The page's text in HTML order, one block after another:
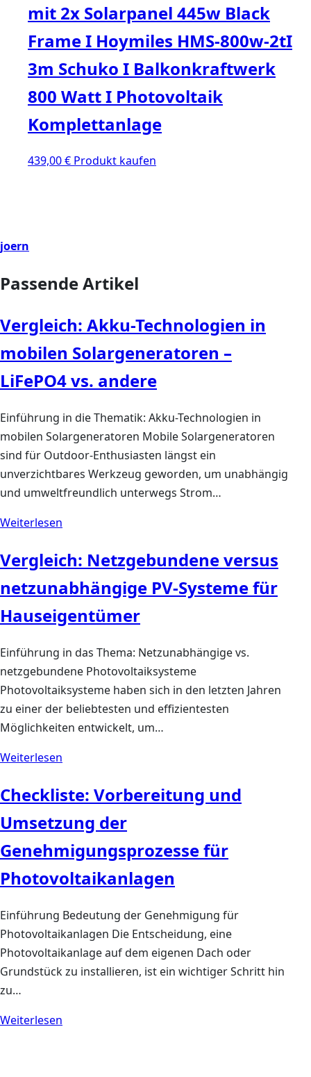
mit 2x Solarpanel 445w Black
Frame I Hoymiles HMS-800w-2tI
3m Schuko I Balkonkraftwerk
800 Watt I Photovoltaik
Komplettanlage
439,00€ Produkt kaufen
joern
Passende Artikel
Vergleich: Akku-Technologien in
mobilen Solargeneratoren –
LiFePO4 vs. andere
Einführung in die Thematik: Akku-Technologien in
mobilen Solargeneratoren Mobile Solargeneratoren
sind für Outdoor-Enthusiasten längst ein
unverzichtbares Werkzeug geworden, um unabhängig
und umweltfreundlich unterwegs Strom…
Weiterlesen
Vergleich: Netzgebundene versus
netzunabhängige PV-Systeme für
Hauseigentümer
Einführung in das Thema: Netzunabhängige vs.
netzgebundene Photovoltaiksysteme
Photovoltaiksysteme haben sich in den letzten Jahren
zu einer der beliebtesten und effizientesten
Möglichkeiten entwickelt, um…
Weiterlesen
Checkliste: Vorbereitung und
Umsetzung der
Genehmigungsprozesse für
Photovoltaikanlagen
Einführung Bedeutung der Genehmigung für
Photovoltaikanlagen Die Entscheidung, eine
Photovoltaikanlage auf dem eigenen Dach oder
Grundstück zu installieren, ist ein wichtiger Schritt hin
zu…
Weiterlesen